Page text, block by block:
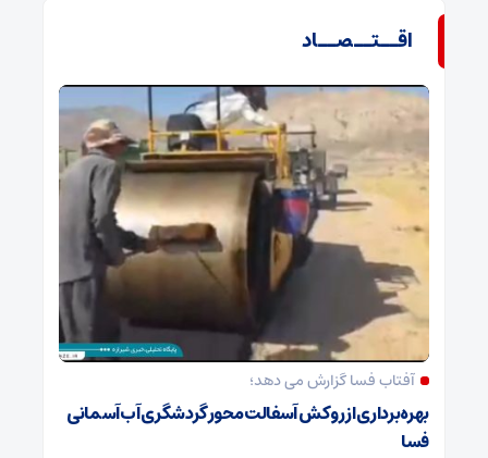
اقــتــصــاد
آفتاب فسا گزارش می دهد؛
بهره‌برداری از روکش آسفالت محور گردشگری آب‌آسمانی
فسا